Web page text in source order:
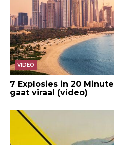
VIDEO
7 Explosies in 20
gaat viraal (video)